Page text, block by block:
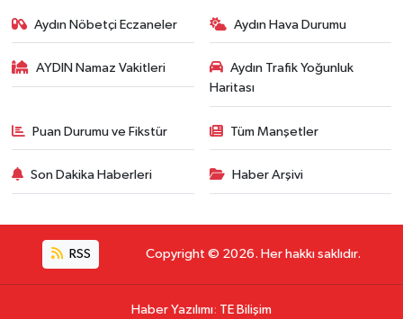
Aydın Nöbetçi Eczaneler Aydın Hava Durumu
AYDIN Namaz Vakitleri
Aydın Trafik Yoğunluk
Haritası
Puan Durumu ve Fikstür Tüm Manşetler
Son Dakika Haberleri Haber Arşivi
RSS Copyright © 2026. Her hakkı saklıdır.
Haber Yazılımı: TE Bilişim